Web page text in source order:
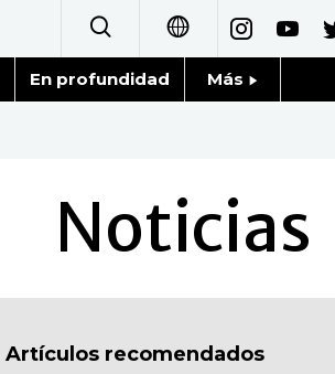
日本語
简体字
繁體字
العربية
En profundidad Más
Fragmentos
Gente
Blog
Noticias
Artículos recomendados